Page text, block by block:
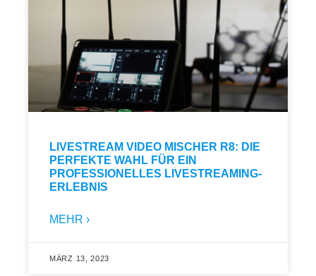
LIVESTREAM VIDEO MISCHER R8: DIE
PERFEKTE WAHL FÜR EIN
PROFESSIONELLES LIVESTREAMING-
ERLEBNIS
MEHR ›
MÄRZ 13, 2023